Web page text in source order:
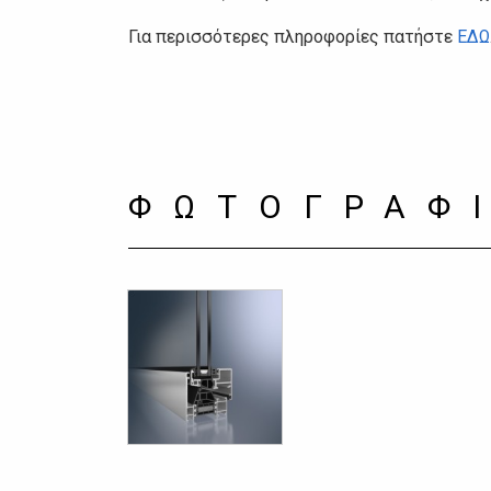
Για περισσότερες πληροφορίες πατήστε ΕΔΩ.